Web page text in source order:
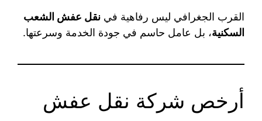
القرب الجغرافي ليس رفاهية في نقل عفش الشعب
السكنية، بل عامل حاسم في جودة الخدمة وسرعتها.
أرخص شركة نقل عفش